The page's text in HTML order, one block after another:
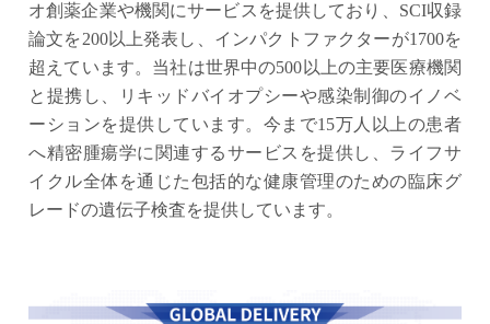
オ創薬企業や機関にサービスを提供しており、SCI収録
論文を200以上発表し、インパクトファクターが1700を
超えています。当社は世界中の500以上の主要医療機関
と提携し、リキッドバイオプシーや感染制御のイノベ
ーションを提供しています。今まで15万人以上の患者
へ精密腫瘍学に関連するサービスを提供し、ライフサ
イクル全体を通じた包括的な健康管理のための臨床グ
レードの遺伝子検査を提供しています。